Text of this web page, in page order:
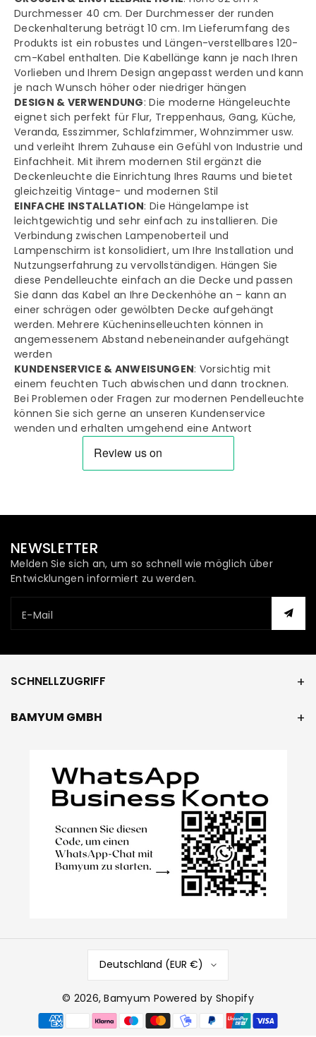
Durchmesser 40 cm. Der Durchmesser der runden
Deckenhalterung beträgt 10 cm. Im Lieferumfang des
Produkts ist ein robustes und Längen-verstellbares 120-
cm-Kabel enthalten. Die Kabellänge kann je nach Ihren
Vorlieben und Ihrem Design angepasst werden und kann
je nach Wunsch höher oder niedriger hängen
DESIGN & VERWENDUNG: Die moderne Hängeleuchte
eignet sich perfekt für Flur, Treppenhaus, Gang, Küche,
Veranda, Esszimmer, Schlafzimmer, Wohnzimmer usw.
und verleiht Ihrem Zuhause ein Gefühl von Industrie und
Einfachheit. Mit ihrem modernen Stil ergänzt die
Deckenleuchte die Einrichtung Ihres Raums und bietet
gleichzeitig Vintage- und modernen Stil
EINFACHE INSTALLATION: Die Hängelampe ist
leichtgewichtig und sehr einfach zu installieren. Die
Verbindung zwischen Lampenoberteil und
Lampenschirm ist konsolidiert, um Ihre Installation und
Nutzungserfahrung zu vervollständigen. Hängen Sie
diese Pendelleuchte einfach an die Decke und passen
Sie dann das Kabel an Ihre Deckenhöhe an – kann an
einer schrägen oder gewölbten Decke aufgehängt
werden. Mehrere Kücheninselleuchten können in
angemessenem Abstand nebeneinander aufgehängt
werden
KUNDENSERVICE & ANWEISUNGEN: Vorsichtig mit
einem feuchten Tuch abwischen und dann trocknen.
Bei Problemen oder Fragen zur modernen Pendelleuchte
können Sie sich gerne an unseren Kundenservice
wenden und erhalten umgehend eine Antwort
NEWSLETTER
Melden Sie sich an, um so schnell wie möglich über
Entwicklungen informiert zu werden.
E-Mail
SCHNELLZUGRIFF
BAMYUM GMBH
Deutschland (EUR €)
© 2026,Bamyum Powered by Shopify
Zahlungsmethoden